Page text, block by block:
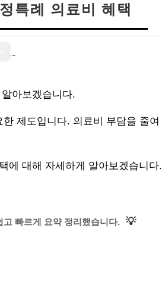
특례 의료비 혜택
아보겠습니다.
제도입니다. 의료비 부담을 줄여
에 대해 자세하게 알아보겠습니다.
빠르게 요약 정리했습니다. 💡